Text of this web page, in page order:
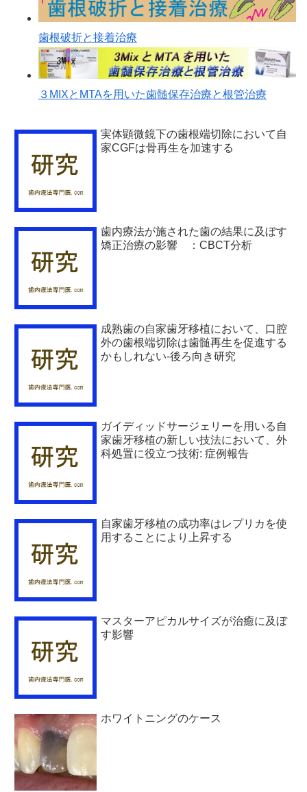
歯根破折と接着治療
３MIXとMTAを用いた歯髄保存治療と根管治療
実体顕微鏡下の歯根端切除において自
家CGFは骨再生を加速する
歯内療法が施された歯の結果に及ぼす
矯正治療の影響 ：CBCT分析
成熟歯の自家歯牙移植において、口腔
外の歯根端切除は歯髄再生を促進する
かもしれない-後ろ向き研究
ガイディッドサージェリーを用いる自
家歯牙移植の新しい技法において、外
科処置に役立つ技術: 症例報告
自家歯牙移植の成功率はレプリカを使
用することにより上昇する
マスターアピカルサイズが治癒に及ぼ
す影響
ホワイトニングのケース